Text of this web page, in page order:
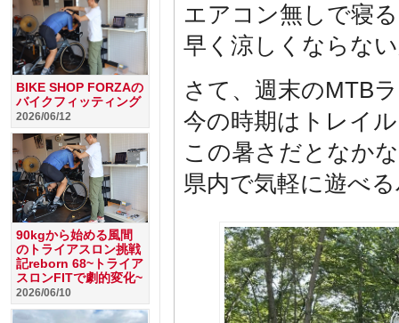
エアコン無しで寝
早く涼しくならな
さて、週末のMTB
今の時期はトレイ
この暑さだとなか
県内で気軽に遊べ
BIKE SHOP FORZAの
バイクフィッティング
2026/06/12
90kgから始める風間
のトライアスロン挑戦
記reborn 68~トライア
スロンFITで劇的変化~
2026/06/10